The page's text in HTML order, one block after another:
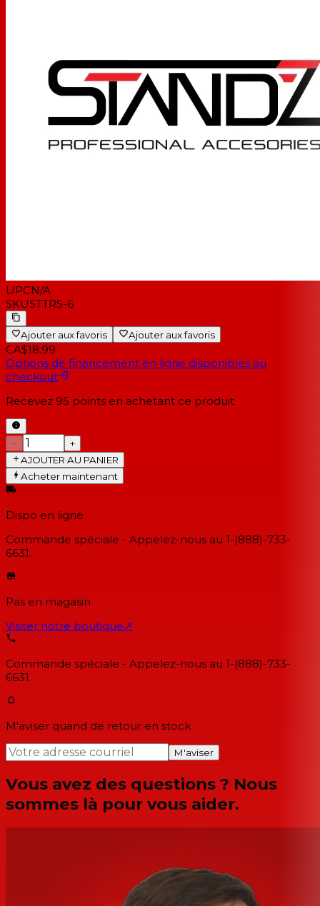
UPCN/A
SKUSTTRS-6
Ajouter aux favoris Ajouter aux favoris
CA$18.99
Options de financement en ligne disponibles au
checkout
Recevez 95 points en achetant ce produit
−
+
AJOUTER AU PANIER
Acheter maintenant
Dispo en ligne
Commande spéciale - Appelez-nous au 1-(888)-733-
6631.
Pas en magasin
Visiter notre boutique↗
Commande spéciale - Appelez-nous au 1-(888)-733-
6631.
M'aviser quand de retour en stock
M'aviser
Vous avez des questions ? Nous
sommes là pour vous aider.